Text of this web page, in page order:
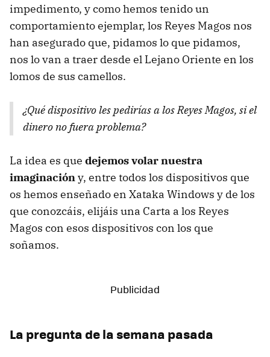
impedimento, y como hemos tenido un
comportamiento ejemplar, los Reyes Magos nos
han asegurado que, pidamos lo que pidamos,
nos lo van a traer desde el Lejano Oriente en los
lomos de sus camellos.
¿Qué dispositivo les pedirías a los Reyes Magos, si el
dinero no fuera problema?
La idea es que dejemos volar nuestra
imaginacióny, entre todos los dispositivos que
os hemos enseñado en Xataka Windows y de los
que conozcáis, elijáis una Carta a los Reyes
Magos con esos dispositivos con los que
soñamos.
La pregunta de la semana pasada